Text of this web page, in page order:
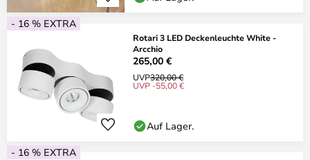
- 16 % EXTRA
Rotari 3 LED Deckenleuchte White -
Arcchio
265,00 €
UVP320,00 €
UVP -55,00 €
Auf Lager.
- 16 % EXTRA